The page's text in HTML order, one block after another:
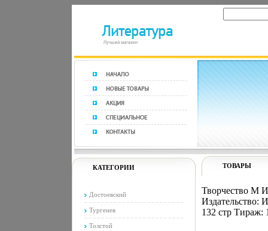
КАТЕГОРИИ
Достоевский
Тургенев
Толстой
ТОВАРЫ
Творчество М
Издательство:
132 стр Тираж: